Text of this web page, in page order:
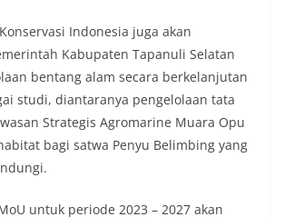
memperhatikan kondisi bendera yang
memastikan bendera dalam
bersih, tidak sobek, dan layak untuk
sebagai simbol kehormatan
menyampaikan imbauan terkait
kegiatan sambang DDS ini juga
sebagai sarana deteksi dini (early
guna mengantisipasi potensi gangguan
dan ketertiban masyarakat
interaksi langsung tersebut,
Indonesia juga akan
Kabupaten Tapanuli Selatan
bentang alam secara berkelanjutan
studi, diantaranya pengelolaan tata
Strategis Agromarine Muara Opu
bagi satwa Penyu Belimbing yang
untuk periode 2023 – 2027 akan